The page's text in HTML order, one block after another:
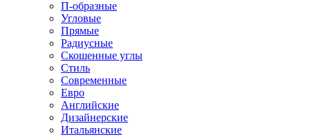
П-образные
Угловые
Прямые
Радиусные
Скошенные углы
Стиль
Современные
Евро
Английские
Дизайнерские
Итальянские